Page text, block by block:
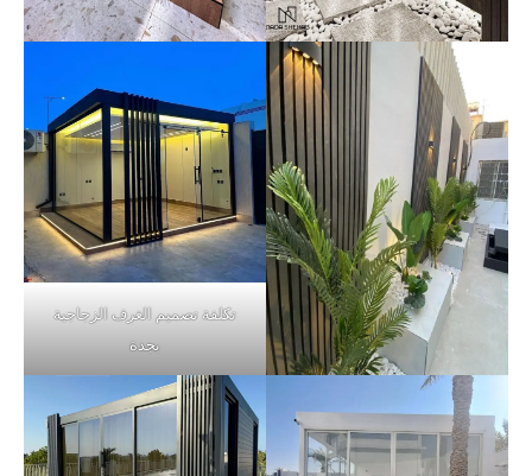
تكلفة تصميم الغرف الزجاجية
بجدة